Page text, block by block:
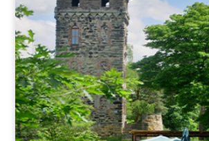
RESTAURANT